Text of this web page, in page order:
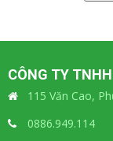
CÔNG TY
115 Văn Cao,
0886.949.114